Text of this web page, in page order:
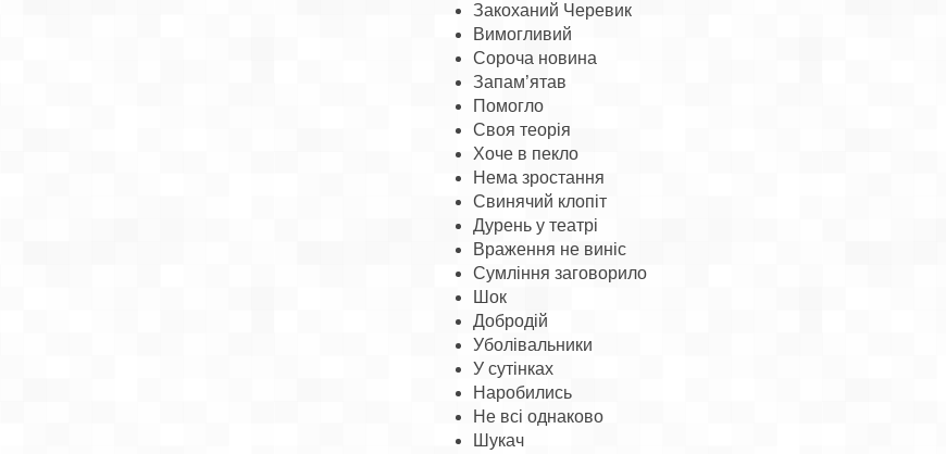
Закоханий Черевик
Вимогливий
Сороча новина
Запам’ятав
Помогло
Своя теорія
Хоче в пекло
Нема зростання
Свинячий клопіт
Дурень у театрі
Враження не виніс
Сумління заговорило
Шок
Добродій
Уболівальники
У сутінках
Наробились
Не всі однаково
Шукач